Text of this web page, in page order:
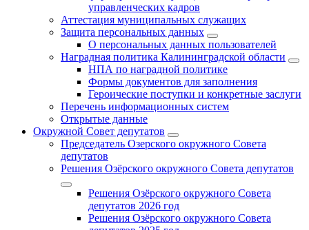
управленческих кадров
Аттестация муниципальных служащих
Защита персональных данных
О персональных данных пользователей
Наградная политика Калининградской области
НПА по наградной политике
Формы документов для заполнения
Героические поступки и конкретные заслуги
Перечень информационных систем
Открытые данные
Окружной Совет депутатов
Председатель Озерского окружного Совета
депутатов
Решения Озёрского окружного Совета депутатов
Решения Озёрского окружного Совета
депутатов 2026 год
Решения Озёрского окружного Совета